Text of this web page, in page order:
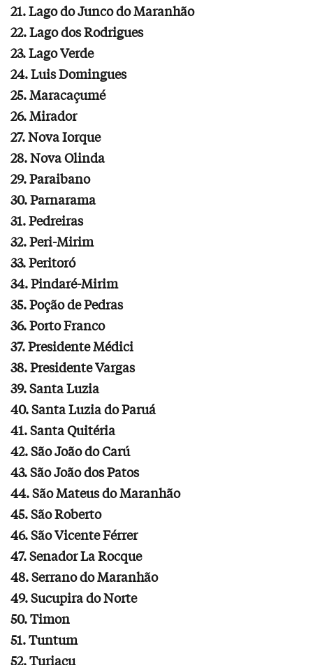
21. Lago do Junco do Maranhão
22. Lago dos Rodrigues
23. Lago Verde
24. Luis Domingues
25. Maracaçumé
26. Mirador
27. Nova Iorque
28. Nova Olinda
29. Paraibano
30. Parnarama
31. Pedreiras
32. Peri-Mirim
33. Peritoró
34. Pindaré-Mirim
35. Poção de Pedras
36. Porto Franco
37. Presidente Médici
38. Presidente Vargas
39. Santa Luzia
40. Santa Luzia do Paruá
41. Santa Quitéria
42. São João do Carú
43. São João dos Patos
44. São Mateus do Maranhão
45. São Roberto
46. São Vicente Férrer
47. Senador La Rocque
48. Serrano do Maranhão
49. Sucupira do Norte
50. Timon
51. Tuntum
52. Turiaçu